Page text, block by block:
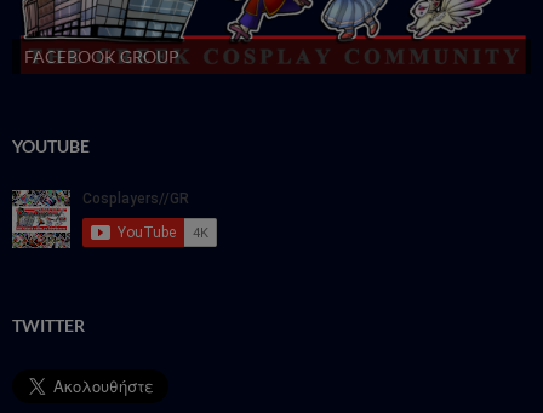
FACEBOOK GROUP
YOUTUBE
TWITTER